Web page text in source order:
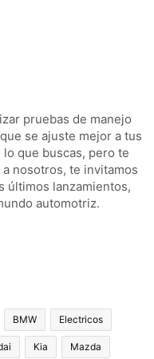
seguirá utilizando el
cilindros y 2.5
pero más suave
menor transición
pruebas de manejo
se ajuste mejor a tus
que buscas, pero te
nosotros, te invitamos
últimos lanzamientos,
automotriz.
BMW Electricos
Kia Mazda